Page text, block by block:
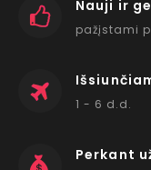
Nauji ir
pažįstami
1 - 6 d.d.
Perkant